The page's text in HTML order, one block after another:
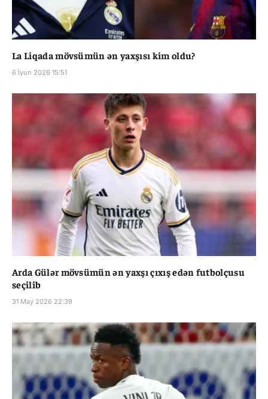
La Liqada mövsümün ən yaxşısı kim oldu?
6 İyun 2026 15:51
Arda Gülər mövsümün ən yaxşı çıxış edən futbolçusu
seçilib
31 May 2026 22:39